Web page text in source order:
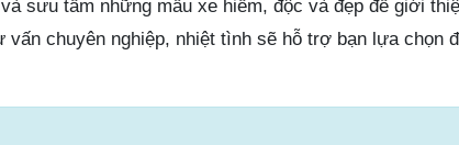
sưu tầm những mẫu xe hiếm, độc và đẹp để giới
vấn chuyên nghiệp, nhiệt tình sẽ hỗ trợ bạn lựa chọn